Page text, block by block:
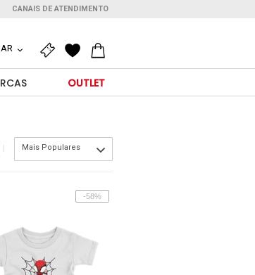
CANAIS DE ATENDIMENTO
OUTLET
Mais Populares
-58%